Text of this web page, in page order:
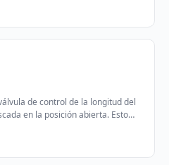
de control de la longitud del
en la posición abierta. Esto